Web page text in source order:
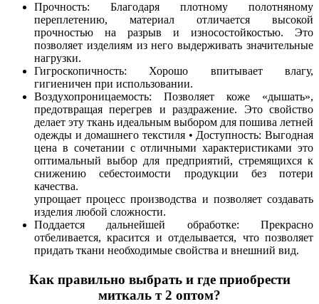
Прочность: Благодаря плотному полотняному
переплетению, материал отличается высокой
прочностью на разрыв и износостойкостью. Это
позволяет изделиям из него выдерживать значительные
нагрузки.
Гигроскопичность: Хорошо впитывает влагу,
гигиеничен при использовании.
Воздухопроницаемость: Позволяет коже «дышать»,
предотвращая перегрев и раздражение. Это свойство
делает эту ткань идеальным выбором для пошива летней
одежды и домашнего текстиля • Доступность: Выгодная
цена в сочетании с отличными характеристиками это
оптимальный выбор для предприятий, стремящихся к
снижению себестоимости продукции без потери
качества.
упрощает процесс производства и позволяет создавать
изделия любой сложности.
Поддается дальнейшей обработке: Прекрасно
отбеливается, красится и отделывается, что позволяет
придать ткани необходимые свойства и внешний вид.
Как правильно выбрать и где приобрести
миткаль т 2 оптом?